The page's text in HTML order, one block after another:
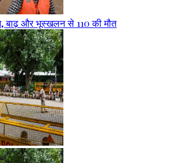
बाढ़ और भूस्खलन से 110 की मौत